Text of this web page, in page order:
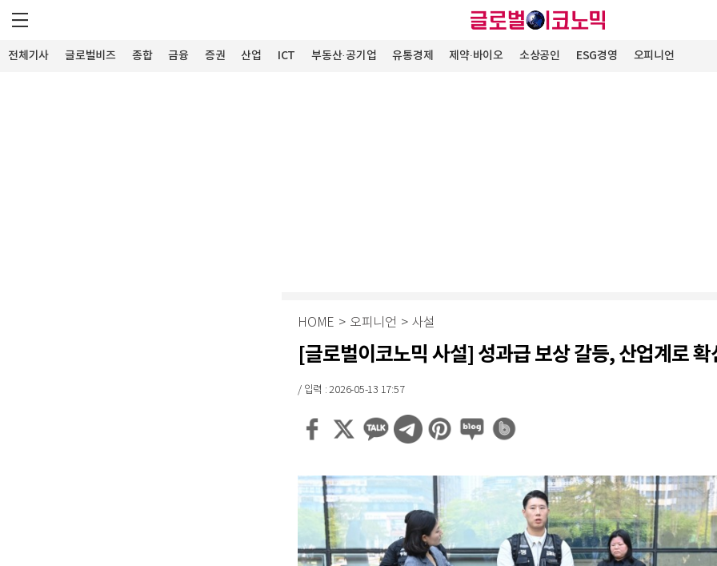
전체기사 글로벌비즈 종합 금융 증권 산업 ICT 부동산·공기업 유통경제 제약∙바이오 소상공인 ESG경영 오피니언
HOME > 오피니언 > 사설
[글로벌이코노믹 사설] 성과급 보상 갈등, 산업계로 확
/ 입력 : 2026-05-13 17:57